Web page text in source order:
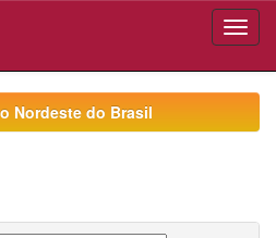
Nordeste do Brasil